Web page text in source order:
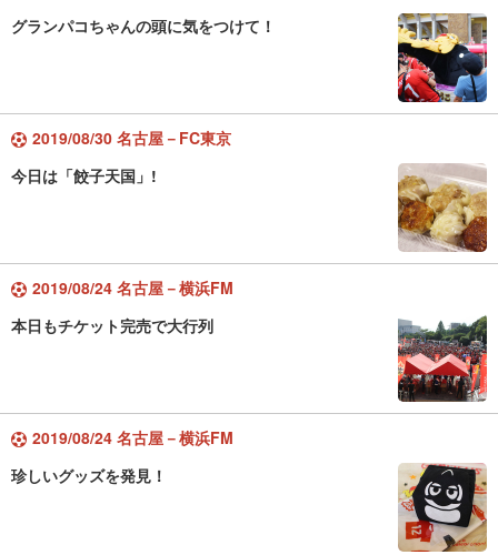
グランパコちゃんの頭に気をつけて！
2019/08/30 名古屋－FC東京
今日は「餃子天国」!
2019/08/24 名古屋－横浜FM
本日もチケット完売で大行列
2019/08/24 名古屋－横浜FM
珍しいグッズを発見！